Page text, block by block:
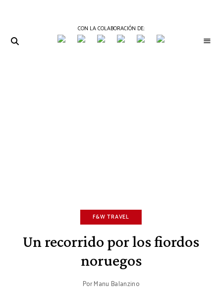
CON LA COLABORACIÓN DE:
F&W TRAVEL
Un recorrido por los fiordos
noruegos
PorManu Balanzino